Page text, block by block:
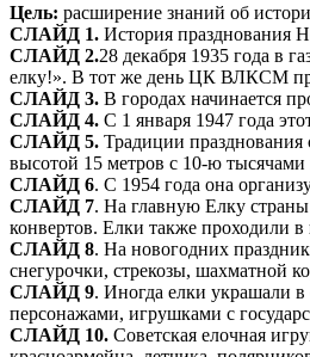
Цель: расширение знаний об
СЛАЙД 1. История празднования
СЛАЙД 2.28 декабря 1935 года в
елку!». В тот же день ЦК ВЛКСМ
СЛАЙД 3. В городах начинается
СЛАЙД 4. С 1 января 1947 года
СЛАЙД 5. Традиции празднования
высотой 15 метров с 10-ю
СЛАЙД 6. С 1954 года она
СЛАЙД 7. На главную Елку
конвертов. Елки также проходили
СЛАЙД 8. На новогодних
снегурочки, стрекозы, шахматной
СЛАЙД 9. Иногда елки украшали
персонажами, игрушками с
СЛАЙД 10. Советская елочная